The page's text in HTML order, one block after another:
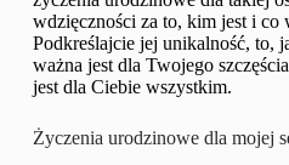
wdzięczności za to, kim jest i co
Podkreślajcie jej unikalność, to,
ważna jest dla Twojego
jest dla Ciebie wszystkim.
Życzenia urodzinowe dla mojej